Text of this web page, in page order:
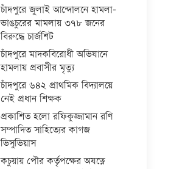
চাঁদপুরে জুলাই আন্দোলনে হামলা-
ভাঙচুরের মামলায় ৩৭৮ জনের
বিরুদ্ধে চার্জশিট
চাঁদপুরে মাদকবিরোধী অভিযানে
হামলায় প্রবাসীর মৃত্যু
চাঁদপুরে ৬৪২ প্রাথমিক বিদ্যালয়ে
নেই প্রধান শিক্ষক
প্রকাশিত হলো রফিকুজ্জামান রণি
সম্পাদিত সাহিত্যের কাগজ
ভিসুভিয়াস
কচুয়ায় পৌর কর্তৃপক্ষের অযত্নে